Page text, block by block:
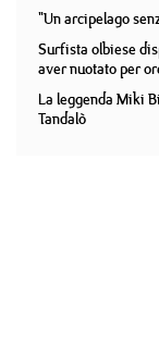
"Un arcipelago
Surfista olbiese
aver nuotato per
La leggenda Miki
Tandalò